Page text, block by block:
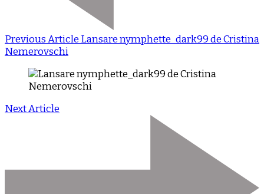
Previous Article Lansare nymphette_dark99 de Cristina
Nemerovschi
Next Article